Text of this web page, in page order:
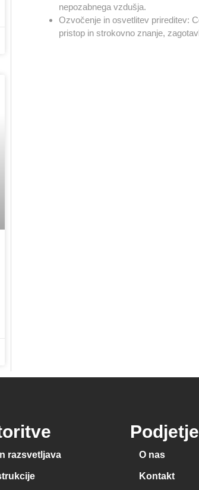
nepozabnega vzdušja.
Ozvočenje in osvetlitev prireditev:
pristop in strokovno znanje,
razsvetljava
Podjetje
O nas
Kontakt